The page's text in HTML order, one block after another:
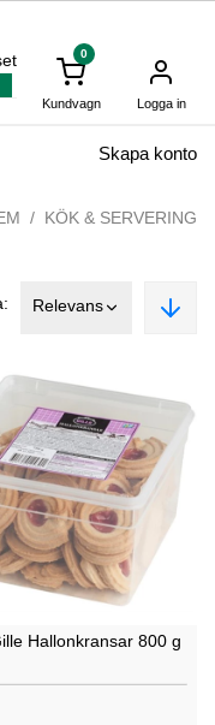
0
Kundvagn Logga in
Skapa konto
KÖK & SERVERING
Relevans
Hallonkransar 800 g